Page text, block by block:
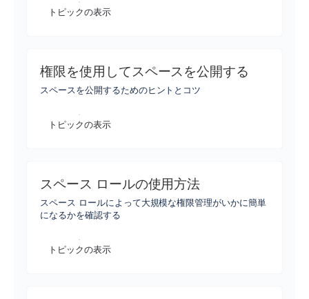
トピックの表示
権限を使用してスペースを公開する
スペースを公開するためのヒントとコツ
トピックの表示
スペース ロールの使用方法
スペース ロールによって大規模な権限管理がいかに簡単
になるかを確認する
トピックの表示